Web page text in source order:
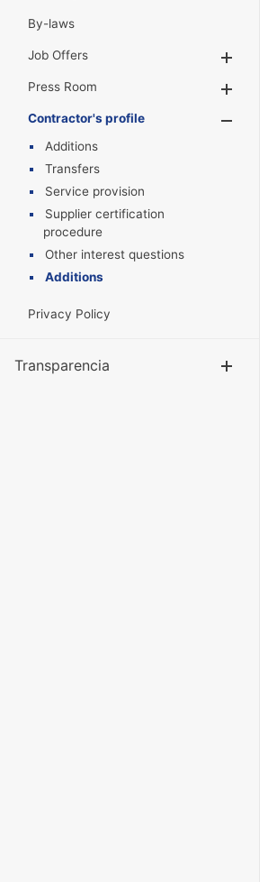
By-laws
Job Offers
Press Room
Contractor's profile
Additions
Transfers
Service provision
Supplier certification
procedure
Other interest questions
Additions
Privacy Policy
Transparencia